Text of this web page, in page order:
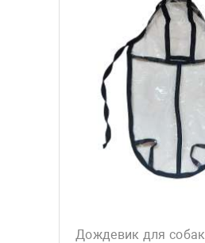
Дождевик для собак